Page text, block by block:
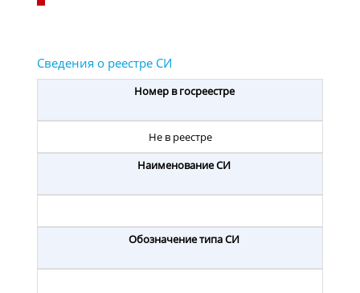
Номер в госреестре
Не в реестре
Наименование СИ
Обозначение типа СИ